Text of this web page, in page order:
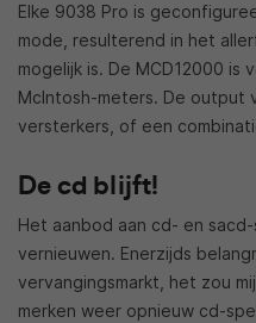
Elke 9038 Pro is
mode, resulterend in het
mogelijk is. De MCD12000 is
McIntosh-meters. De output
versterkers, of een
De cd blijft!
Het aanbod aan cd- en
vernieuwen. Enerzijds
vervangingsmarkt, het zou
merken weer opnieuw cd-